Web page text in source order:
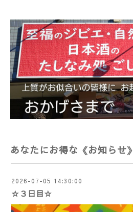
あなたにお得な《お知らせ》
2026-07-05 14:30:00
☆３日目☆